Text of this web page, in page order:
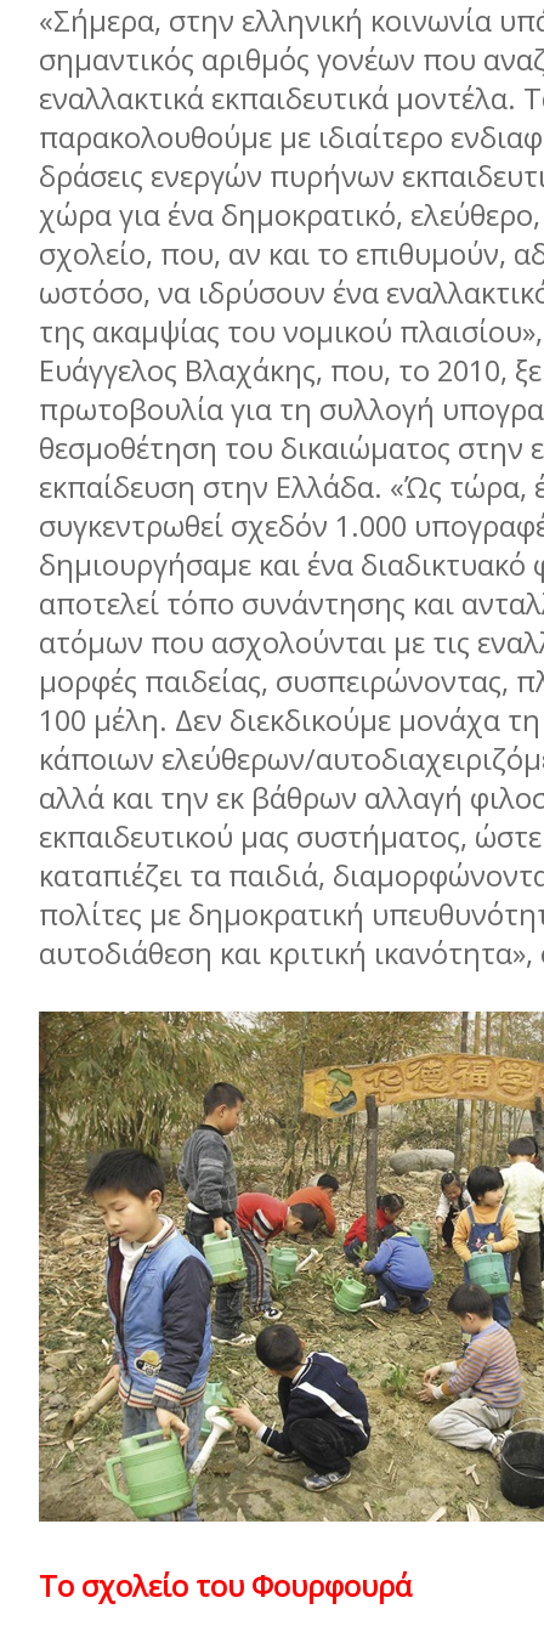
«Σήµερα, στην ελληνική κοινωνία
σηµαντικός αριθµός γονέων που
εναλλακτικά εκπαιδευτικά µοντέλα.
παρακολουθούµε µε ιδιαίτερο
δράσεις ενεργών πυρήνων
χώρα για ένα δηµοκρατικό,
σχολείο, που, αν και το επιθυµούν,
ωστόσο, να ιδρύσουν ένα
της ακαµψίας του νοµικού
Ευάγγελος Βλαχάκης, που, το 2010,
πρωτοβουλία για τη συλλογή
θεσµοθέτηση του δικαιώµατος στην
εκπαίδευση στην Ελλάδα. «Ώς τώρα,
συγκεντρωθεί σχεδόν 1.000
δηµιουργήσαµε και ένα
αποτελεί τόπο συνάντησης και
ατόµων που ασχολούνται µε τις
µορφές παιδείας, συσπειρώνοντας,
100 µέλη. Δεν διεκδικούµε µονάχα τη
κάποιων ελεύθερων/
αλλά και την εκ βάθρων αλλαγή
εκπαιδευτικού µας συστήµατος,
καταπιέζει τα παιδιά,
πολίτες µε δηµοκρατική
αυτοδιάθεση και κριτική
Το σχολείο του Φουρφουρά